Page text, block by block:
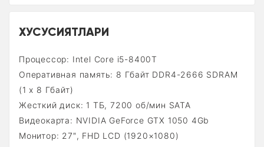
XУСУСИЯТЛАРИ
Процессор: Intel Core i5-8400T
Оперативная память: 8 Гбайт DDR4-2666 SDRAM
(1 x 8 Гбайт)
Жесткий диск: 1 TБ, 7200 об/мин SATA
Видеокарта: NVIDIA GeForce GTX 1050 4Gb
Монитор: 27″, FHD LCD (1920×1080)